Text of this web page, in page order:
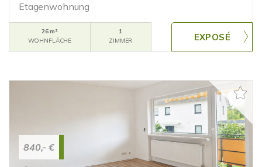
Etagenwohnung
26 m²
WOHNFLÄCHE
1
ZIMMER
840,- €